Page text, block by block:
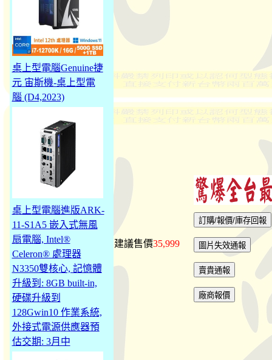
桌上型電腦Genuine捷
元 宙斯機-桌上型電
腦 (D4,2023)
桌上型電腦進版ARK-
11-S1A5 嵌入式無風
扇電腦, Intel®
Celeron® 處理器
N3350雙核心, 記憶體
升級到: 8GB built-in,
硬碟升級到
128Gwin10 作業系統,
外接式電源供應器預
估交期: 3月中
建議售價35,999